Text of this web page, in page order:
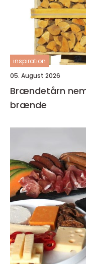
inspiration
05. August 2026
Brændetårn nem og effektiv opbevaring af
brænde